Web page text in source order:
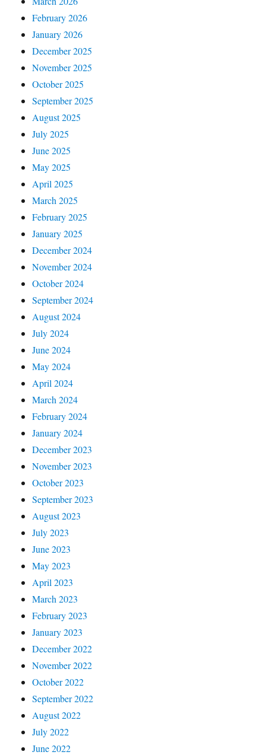
February 2026
January 2026
December 2025
November 2025
October 2025
September 2025
August 2025
July 2025
June 2025
May 2025
April 2025
March 2025
February 2025
January 2025
December 2024
November 2024
October 2024
September 2024
August 2024
July 2024
June 2024
May 2024
April 2024
March 2024
February 2024
January 2024
December 2023
November 2023
October 2023
September 2023
August 2023
July 2023
June 2023
May 2023
April 2023
March 2023
February 2023
January 2023
December 2022
November 2022
October 2022
September 2022
August 2022
July 2022
June 2022